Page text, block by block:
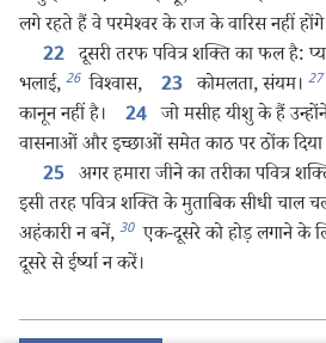
लगे रहते हैं वे परमेश्‍वर के राज के वारिस नहीं
22 दूसरी तरफ पवित्र शक्‍ति का फल है:
भलाई, 26 विश्‍वास, 23 कोमलता, संयम। 27
कानून नहीं है।
24 जो मसीह यीशु के हैं
वासनाओं और इच्छाओं समेत काठ पर ठोंक दिया
25 अगर हमारा जीने का तरीका पवित्र
इसी तरह पवित्र शक्‍ति के मुताबिक सीधी चाल
अहंकारी न बनें, 30 एक-दूसरे को होड़ लगाने के
दूसरे से ईर्ष्या न करें।